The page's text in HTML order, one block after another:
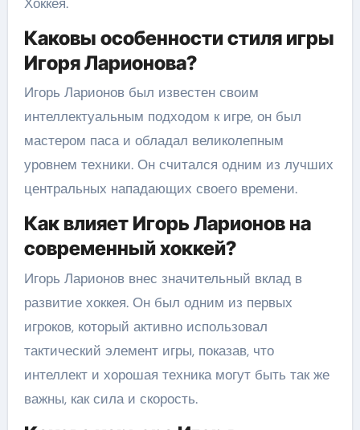
Каковы особенности стиля игры
Игоря Ларионова?
Игорь Ларионов был известен своим
интеллектуальным подходом к игре, он был
мастером паса и обладал великолепным
уровнем техники. Он считался одним из лучших
центральных нападающих своего времени.
Как влияет Игорь Ларионов на
современный хоккей?
Игорь Ларионов внес значительный вклад в
развитие хоккея. Он был одним из первых
игроков, который активно использовал
тактический элемент игры, показав, что
интеллект и хорошая техника могут быть так же
важны, как сила и скорость.